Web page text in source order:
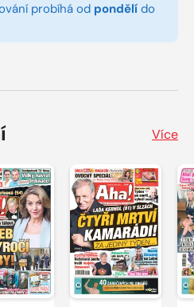
probíhá od pondělí do
Více